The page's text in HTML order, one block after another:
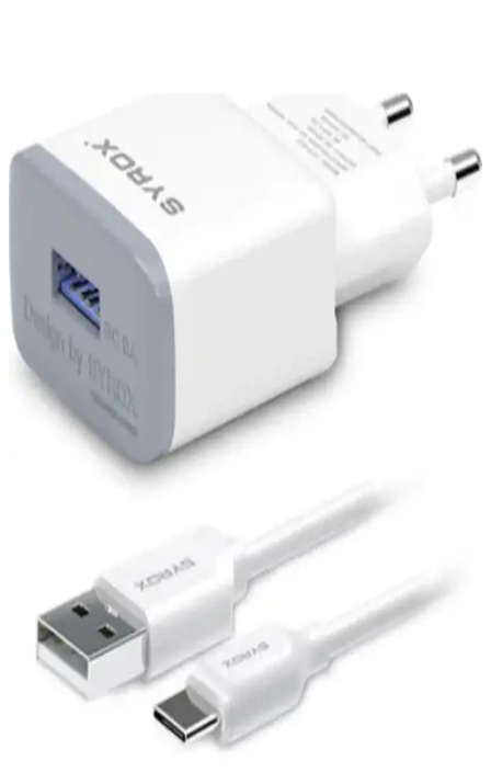
performanslı işlemci ve güçlü kamerasıyla orta segmentte öne çıkan,
uzun ömürlü batarya ve 5G desteği sunan bir akıllı telefon.
Araç İçi Telefon Şarj Cihazları Karşılaştırması: ACL
38w ve Favors Ürünleri Analizi
ACL 38w ve Favors araç içi şarj cihazlarının özellikleri, kullanıcı
yorumları ve karşılaştırmasıyla, seyahatlerde hızlı ve güvenli şarj için
en uygun seçeneği bulun.
Apple iPhone Şarj Aleti Seçimi ve Kullanımı:
Güvenilirlik ve Performans Rehberi
iPhone şarj aletleri, güvenlik ve performans açısından büyük önem
taşır. Orijinal ve sertifikalı ürünler, hızlı şarj ve dayanıklılık sağlar,
cihaz ömrünü uzatır ve güvenli kullanım sunar.
Noriyen ve ROBEVE Magsafe Kablosuz Şarj
Aletleri Karşılaştırması: Performans ve Özellikler
Noriyen ve ROBEVE Magsafe kablosuz şarj cihazlarının hız,
güvenlik ve kullanım kolaylığını karşılaştırıyoruz, hangi ürünün
ihtiyaçlarınıza daha uygun olduğunu keşfedin.
Mcdodo Ca-1080 ve Ca-1100 Karşılaştırması: Hızlı
Şarj ve Veri Aktarım Özellikleri
Mcdodo Ca-1080 ve Ca-1100 kabloları yüksek hızlı şarj ve veri
iletimi sağlar, dayanıklı yapılarıyla öne çıkar. Dijital ekran özellikleri
ve farklı güç kapasiteleriyle kullanıcılara çeşitli avantajlar sunar.